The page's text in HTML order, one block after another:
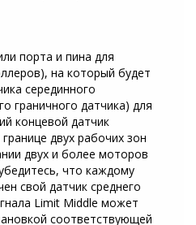
порта и пина для
на который будет
серединного
граничного датчика) для
концевой датчик
двух рабочих зон
двух и более моторов
что каждому
свой датчик среднего
Limit Middle может
соответствующей